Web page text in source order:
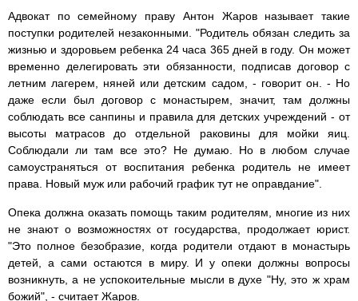
Адвокат по семейному праву Антон Жаров называет такие
поступки родителей незаконными. "Родитель обязан следить за
жизнью и здоровьем ребенка 24 часа 365 дней в году. Он может
временно делегировать эти обязанности, подписав договор с
летним лагерем, няней или детским садом, - говорит он. - Но
даже если был договор с монастырем, значит, там должны
соблюдать все санпины и правила для детских учреждений - от
высоты матрасов до отдельной раковины для мойки яиц.
Соблюдали ли там все это? Не думаю. Но в любом случае
самоустраняться от воспитания ребенка родитель не имеет
права. Новый муж или рабочий график тут не оправдание".
Опека должна оказать помощь таким родителям, многие из них
не знают о возможностях от государства, продолжает юрист.
"Это полное безобразие, когда родители отдают в монастырь
детей, а сами остаются в миру. И у опеки должны вопросы
возникнуть, а не успокоительные мысли в духе "Ну, это ж храм
божий", - считает Жаров.